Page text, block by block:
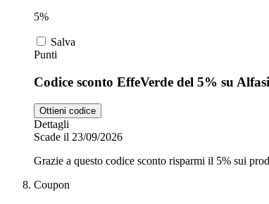
5%
Salva
Punti
Codice sconto EffeVerde del 5% su
Ottieni codice
Dettagli
Scade il 23/09/2026
Grazie a questo codice sconto risparmi il 5% sui
Coupon